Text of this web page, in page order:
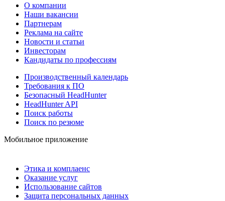
О компании
Наши вакансии
Партнерам
Реклама на сайте
Новости и статьи
Инвесторам
Кандидаты по профессиям
Производственный календарь
Требования к ПО
Безопасный HeadHunter
HeadHunter API
Поиск работы
Поиск по резюме
Мобильное приложение
Этика и комплаенс
Оказание услуг
Использование сайтов
Защита персональных данных